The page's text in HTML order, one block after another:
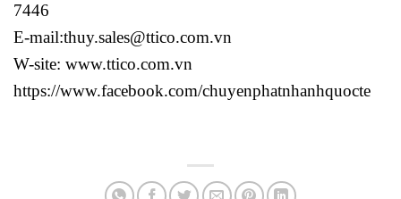
7446
E-mail:thuy.sales@ttico.com.vn
W-site: www.ttico.com.vn
https://www.facebook.com/chuyenphatnhanhquocte